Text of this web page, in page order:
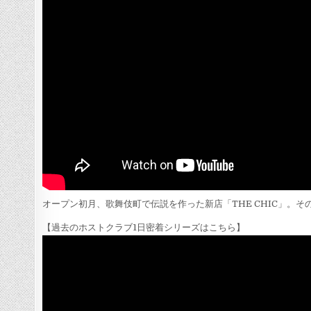
オープン初月、歌舞伎町で伝説を作った新店「THE CHIC」。そ
【過去のホストクラブ1日密着シリーズはこちら】